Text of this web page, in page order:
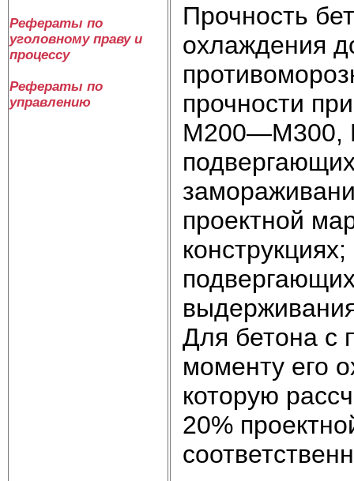
Рефераты по
уголовному праву и
процессу
Рефераты по
управлению
Прочность
охлаждения
прочности
М200—М300,
проектной
Для бетона с
моменту его
которую
20%